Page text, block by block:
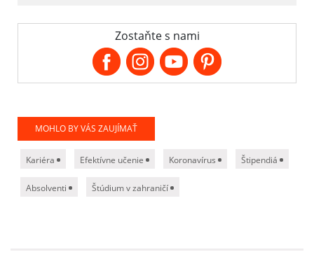
Zostaňte s nami
MOHLO BY VÁS ZAUJÍMAŤ
Kariéra Efektívne učenie Koronavírus Štipendiá
Absolventi Štúdium v zahraničí